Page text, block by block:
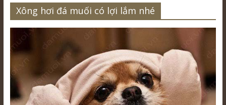
Xông hơi đá muối có lợi lắm nhé